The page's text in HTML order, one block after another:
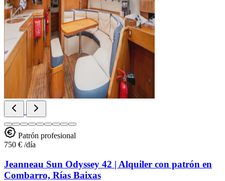
Patrón profesional
750 € /día
Jeanneau Sun Odyssey 42 | Alquiler con patrón en
Combarro, Rías Baixas